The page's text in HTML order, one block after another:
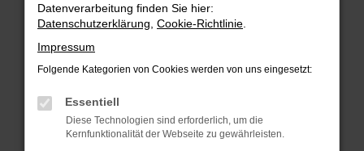
Überprüfe deine Firewall und deine
Internetverbindung.
Laden andere Webseiten, zum Beispiel
deine Suchmaschine?
Prüfe deine Browsererweiterungen.
Manche Erweiterungen, wie Werbeblocker,
können das Laden bestimmter Seiten
Datenverarbeitung finden Sie hier:
Datenschutzerklärung Cookie-Richtlinie
Impressum
Folgende Kategorien von Cookies werden von uns eingesetzt:
Essentiell
Diese Technologien sind erforderlich, um die
Kernfunktionalität der Webseite zu gewährleisten.